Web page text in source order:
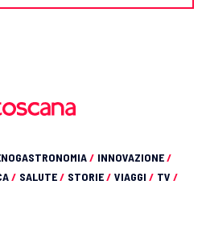
/ INNOVAZIONE/
/ SALUTE/ STORIE/ VIAGGI / TV /